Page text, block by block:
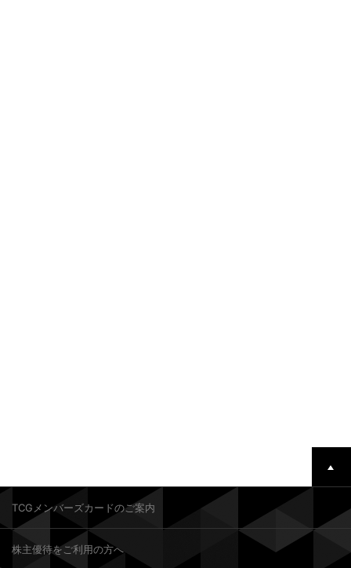
TCGメンバーズカードのご案内
株主優待をご利用の方へ